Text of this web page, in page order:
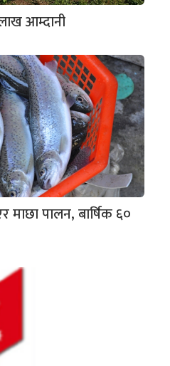
आम्दानी
माछा पालन, बार्षिक ६०